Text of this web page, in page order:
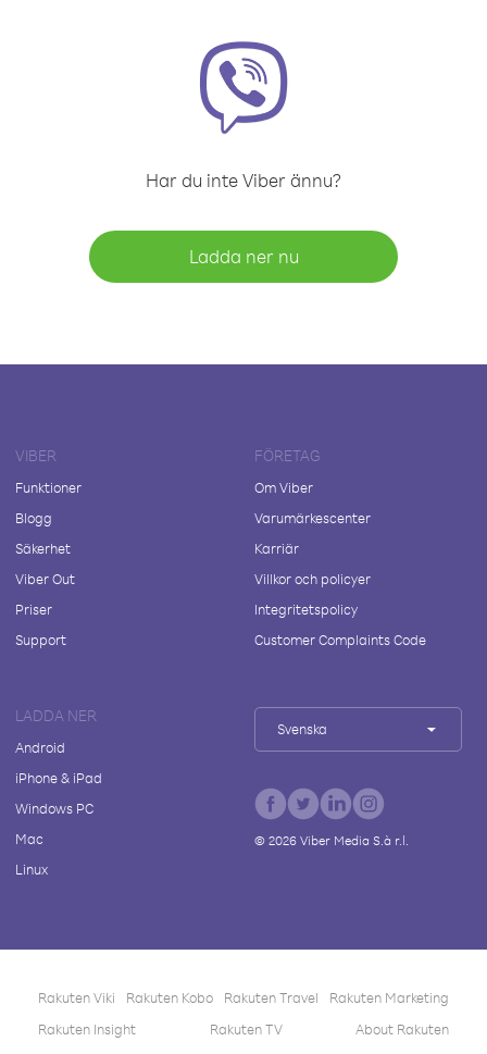
Har du inte Viber ännu?
Ladda ner nu
VIBER
Funktioner
Blogg
Säkerhet
Viber Out
Priser
Support
FÖRETAG
Om Viber
Varumärkescenter
Karriär
Villkor och policyer
Integritetspolicy
Customer Complaints Code
LADDA NER
Android
iPhone & iPad
Windows PC
Mac
Linux
Svenska
© 2026Viber Media S.à r.l.
Rakuten Viki Rakuten Kobo Rakuten Travel
Rakuten Marketing
Rakuten Insight
Rakuten TV About Rakuten